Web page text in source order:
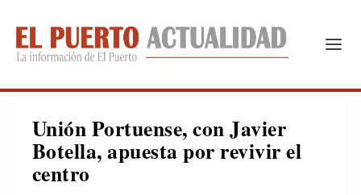
Unión Portuense, con Javier
Botella, apuesta por revivir el
centro